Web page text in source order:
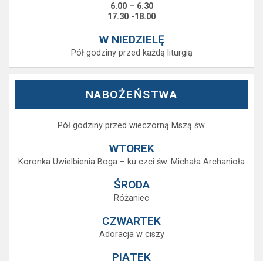
6.00 – 6.30
17.30 -18.00
W NIEDZIELĘ
Pół godziny przed każdą liturgią
NABOŻEŃSTWA
Pół godziny przed wieczorną Mszą św.
WTOREK
Koronka Uwielbienia Boga – ku czci św. Michała Archanioła
ŚRODA
Różaniec
CZWARTEK
Adoracja w ciszy
PIĄTEK